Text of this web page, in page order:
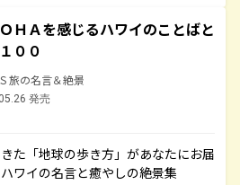
ＨＡを感じるハワイのことばと
００
旅の名言＆絶景
発売
た「地球の歩き方」があなたにお届
ワイの名言と癒やしの絶景集